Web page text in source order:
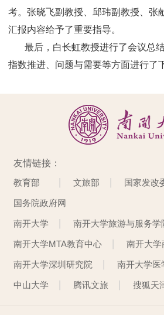
考。张晓飞副教授、邱玮副教授、张
汇报内容给予了重要指导。
最后，白长虹教授进行了会议总
指数推进、问题与需要等方面进行了
友情链接：
教育部
文旅部 国家发改
国务院政府网
南开大学 南开大学旅游与服务学
南开大学MTA教育中心 南开大学
南开大学深圳研究院 南开大学医
中山大学 腾讯文旅 搜狐天